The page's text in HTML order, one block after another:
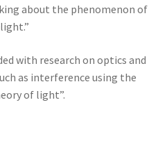
・グラハム・ベル
年3月3日 ～1922年
」から解放した発明家 —
about the phenomenon of
with research on optics and
as interference using the
of light”.